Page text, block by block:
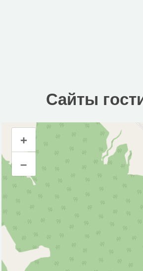
Сайты
Сайты гостиниц
Инфраструктура
Автозаправочная станция
Автопарковка (17)
Аптека (1)
Банкомат (1)
Библиотека (1)
Больница (1)
Ветеринар (1)
Водонапорная башня (6)
+
–